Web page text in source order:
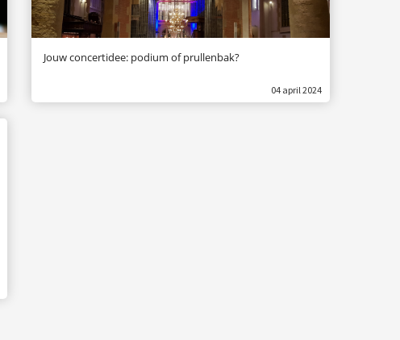
Jouw concertidee: podium of prullenbak?
04 april 2024